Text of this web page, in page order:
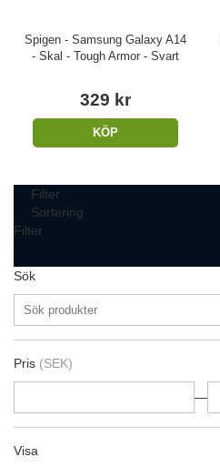
Spigen - Samsung Galaxy A14
- Skal - Tough Armor - Svart
329 kr
KÖP
Filter
Sortering
Filter
Sök
Pris (SEK)
—
Visa